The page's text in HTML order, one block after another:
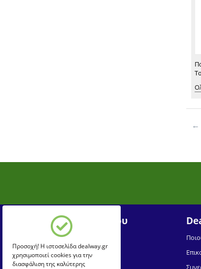
←
Ο Λογαριασμός μου
Σύνδεση
Δημιουργία Λογαριασμού
Προσοχή! Η ιστοσελίδα dealway.gr
χρησιμοποιεί cookies για την
διασφάλιση της καλύτερης